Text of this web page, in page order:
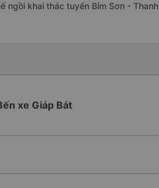
ngồi khai thác tuyến Bỉm Sơn -
xe Giáp Bát